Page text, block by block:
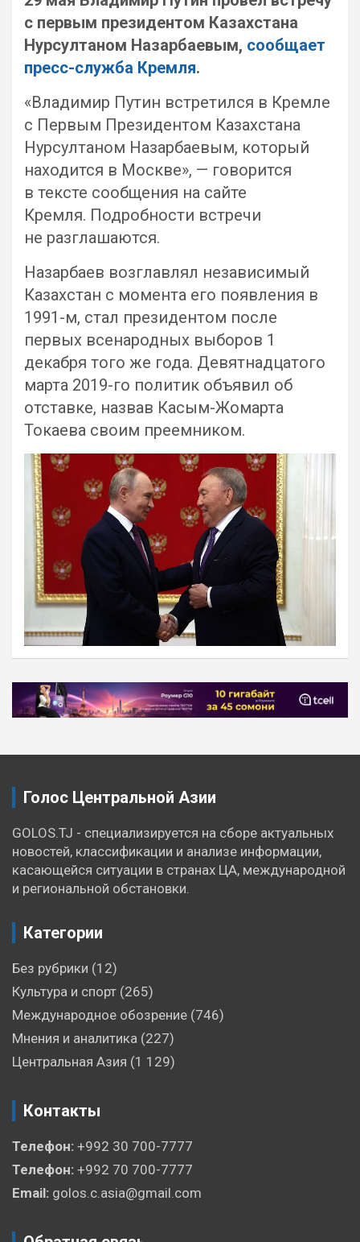
с первым президентом Казахстана
Нурсултаном Назарбаевым, сообщает
пресс-служба Кремля.
«Владимир Путин встретился в Кремле
с Первым Президентом Казахстана
Нурсултаном Назарбаевым, который
находится в Москве», — говорится
в тексте сообщения на сайте
Кремля. Подробности встречи
не разглашаются.
Назарбаев возглавлял независимый
Казахстан с момента его появления в
1991-м, стал президентом после
первых всенародных выборов 1
декабря того же года. Девятнадцатого
марта 2019-го политик объявил об
отставке, назвав Касым-Жомарта
Токаева своим преемником.
Навигация
по
Голос Центральной Азии
GOLOS.TJ - специализируется на сборе актуальных
новостей, классификации и анализе информации,
касающейся ситуации в странах ЦА, международной
и региональной обстановки.
Категории
Без рубрики (12)
Культура и спорт (265)
Международное обозрение (746)
Мнения и аналитика (227)
Центральная Азия (1 129)
Контакты
Телефон: +992 30 700-7777
Телефон: +992 70 700-7777
Email: golos.c.asia@gmail.com